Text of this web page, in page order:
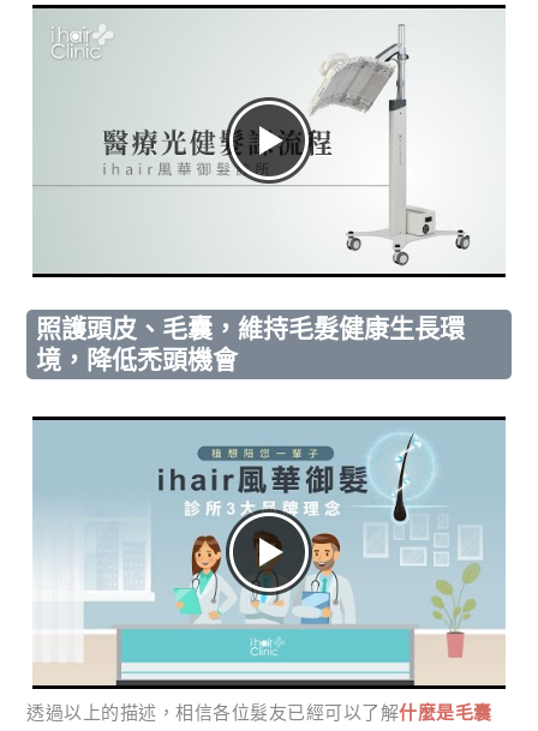
照護頭皮、毛囊，維持毛髮健康生長環
境，降低禿頭機會
透過以上的描述，相信各位髮友已經可以了解什麼是毛囊